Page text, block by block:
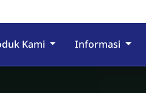
Kami Informasi